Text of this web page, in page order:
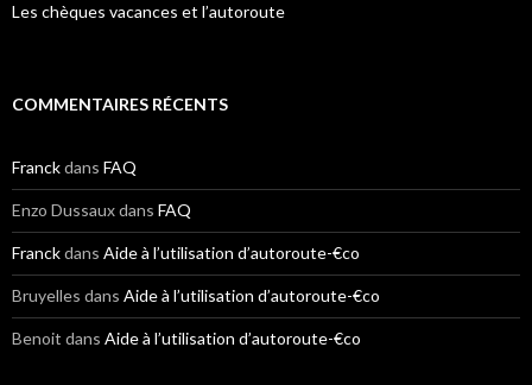
Les chèques vacances et l’autoroute
COMMENTAIRES RÉCENTS
Franckdans FAQ
Enzo Dussauxdans FAQ
Franckdans Aide à l’utilisation d’autoroute-€co
Bruyelles dans Aide à l’utilisation d’autoroute-€co
Benoit dans Aide à l’utilisation d’autoroute-€co